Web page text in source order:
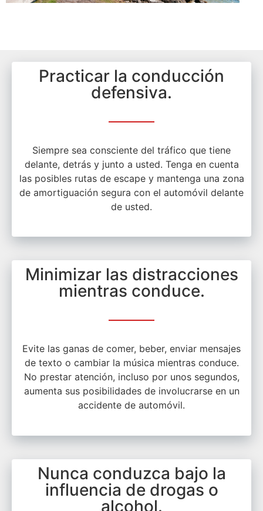
Practicar la conducción
defensiva.
Siempre sea consciente del tráfico que tiene
delante, detrás y junto a usted. Tenga en cuenta
las posibles rutas de escape y mantenga una zona
de amortiguación segura con el automóvil delante
de usted.
Minimizar las distracciones
mientras conduce.
Evite las ganas de comer, beber, enviar mensajes
de texto o cambiar la música mientras conduce.
No prestar atención, incluso por unos segundos,
aumenta sus posibilidades de involucrarse en un
accidente de automóvil.
Nunca conduzca bajo la
influencia de drogas o
alcohol.